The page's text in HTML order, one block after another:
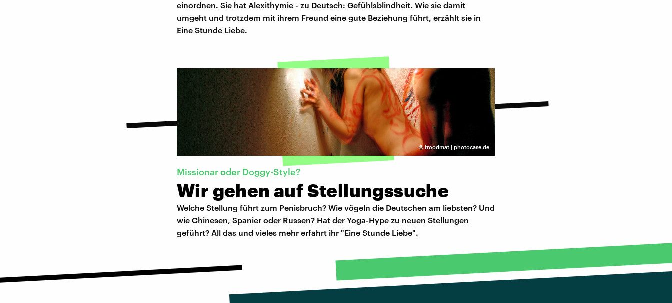
einordnen. Sie hat Alexithymie - zu Deutsch: Gefühlsblindheit. Wie sie damit
umgeht und trotzdem mit ihrem Freund eine gute Beziehung führt, erzählt sie in
Eine Stunde Liebe.
© froodmat | photocase.de
Missionar oder Doggy-Style?
Wir gehen auf Stellungssuche
Welche Stellung führt zum Penisbruch? Wie vögeln die Deutschen am liebsten? Und
wie Chinesen, Spanier oder Russen? Hat der Yoga-Hype zu neuen Stellungen
geführt? All das und vieles mehr erfahrt ihr "Eine Stunde Liebe".